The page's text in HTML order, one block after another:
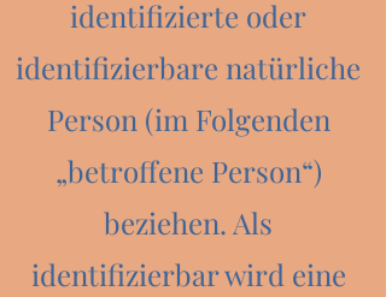
identifizierte oder
identifizierbare natürliche
Person (im Folgenden
„betroffene Person“)
beziehen. Als
identifizierbar wird eine